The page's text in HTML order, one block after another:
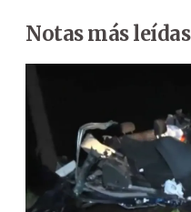
Notas más leídas